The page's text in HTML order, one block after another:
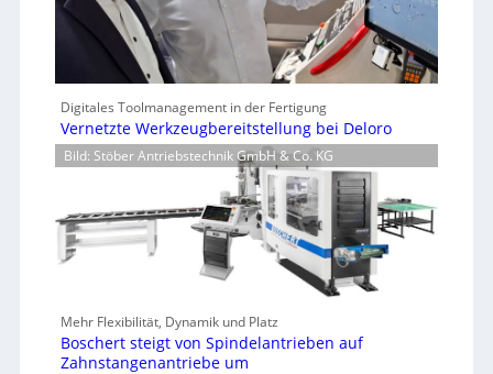
Digitales Toolmanagement in der Fertigung
Vernetzte Werkzeugbereitstellung bei Deloro
Bild: Stöber Antriebstechnik GmbH & Co. KG
Mehr Flexibilität, Dynamik und Platz
Boschert steigt von Spindelantrieben auf
Zahnstangenantriebe um